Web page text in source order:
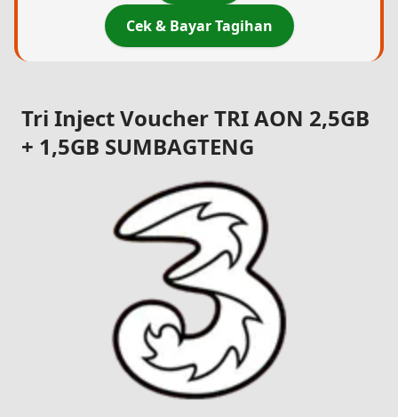
Cek & Bayar Tagihan
Tri Inject Voucher TRI AON 2,5GB
+ 1,5GB SUMBAGTENG